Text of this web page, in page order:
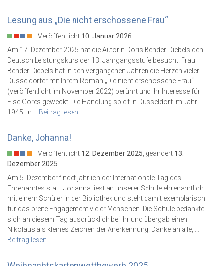
Lesung aus „Die nicht erschossene Frau“
Veröffentlicht 10. Januar 2026
Am 17. Dezember 2025 hat die Autorin Doris Bender-Diebels den
Deutsch Leistungskurs der 13. Jahrgangsstufe besucht. Frau
Bender-Diebels hat in den vergangenen Jahren die Herzen vieler
Düsseldorfer mit Ihrem Roman „Die nicht erschossene Frau“
(veröffentlicht im November 2022) berührt und ihr Interesse für
Else Gores geweckt. Die Handlung spielt in Düsseldorf im Jahr
1945. In … Beitrag lesen
Danke, Johanna!
Veröffentlicht 12. Dezember 2025, geändert 13.
Dezember 2025
Am 5. Dezember findet jährlich der Internationale Tag des
Ehrenamtes statt. Johanna liest an unserer Schule ehrenamtlich
mit einem Schüler in der Bibliothek und steht damit exemplarisch
für das breite Engagement vieler Menschen. Die Schule bedankte
sich an diesem Tag ausdrücklich bei ihr und übergab einen
Nikolaus als kleines Zeichen der Anerkennung. Danke an alle, …
Beitrag lesen